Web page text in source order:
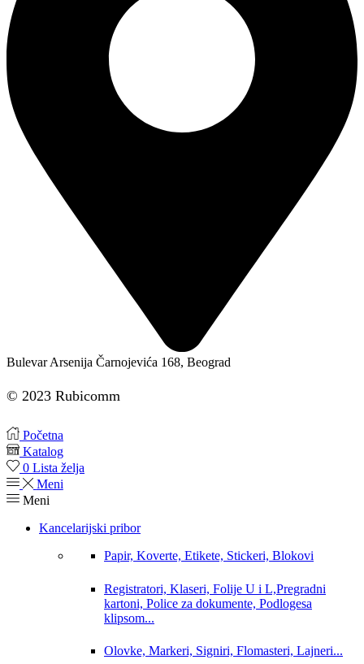
Bulevar Arsenija Čarnojevića 168, Beograd
© 2023 Rubicomm
Početna
Katalog
0 Lista želja
Meni
Meni
Kancelarijski pribor
Papir, Koverte, Etikete, Stickeri, Blokovi
Registratori, Klaseri, Folije U i L,Pregradni
kartoni, Police za dokumente, Podlogesa
klipsom...
Olovke, Markeri, Signiri, Flomasteri, Lajneri...